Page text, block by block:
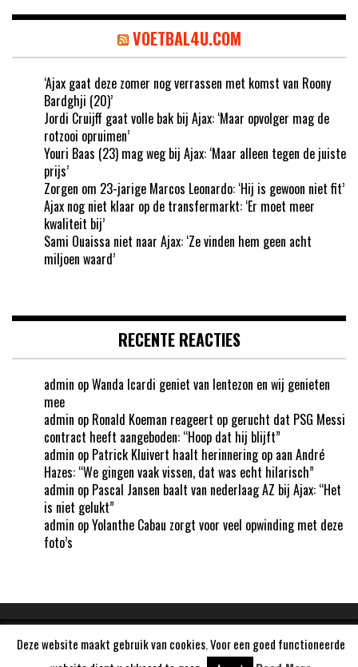
VOETBAL4U.COM
‘Ajax gaat deze zomer nog verrassen met komst van Roony
Bardghji (20)’
Jordi Cruijff gaat volle bak bij Ajax: ‘Maar opvolger mag de
rotzooi opruimen’
Youri Baas (23) mag weg bij Ajax: ‘Maar alleen tegen de juiste
prijs’
Zorgen om 23-jarige Marcos Leonardo: ‘Hij is gewoon niet fit’
Ajax nog niet klaar op de transfermarkt: ‘Er moet meer
kwaliteit bij’
Sami Ouaissa niet naar Ajax: ‘Ze vinden hem geen acht
miljoen waard’
RECENTE REACTIES
admin opWanda Icardi geniet van lentezon en wij genieten
mee
admin op Ronald Koeman reageert op gerucht dat PSG Messi
contract heeft aangeboden: “Hoop dat hij blijft”
admin op Patrick Kluivert haalt herinnering op aan André
Hazes: “We gingen vaak vissen, dat was echt hilarisch”
admin op Pascal Jansen baalt van nederlaag AZ bij Ajax: “Het
is niet gelukt”
admin opYolanthe Cabau zorgt voor veel opwinding met deze
foto’s
Aangedreven doorWordPress
Deze website maakt gebruik van cookies. Voor een goed functioneerde